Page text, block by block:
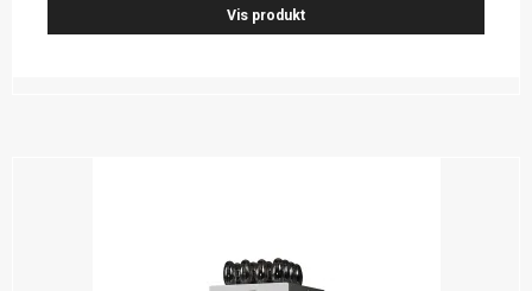
Vis produkt